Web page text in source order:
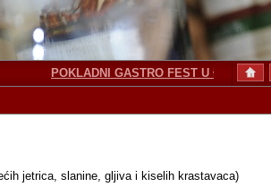
POKLADNI GASTRO FEST U ĐAKOVU
jetrica, slanine, gljiva i kiselih krastavaca)